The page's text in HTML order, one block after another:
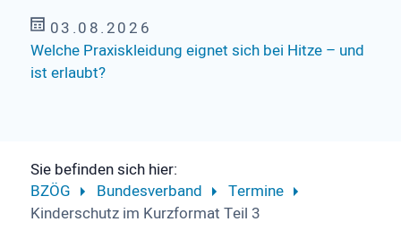
03.08.2026
Welche Praxiskleidung eignet sich bei Hitze – und
ist erlaubt?
Sie befinden sich hier:
BZÖG
Bundesverband
Termine
Kinderschutz im Kurzformat Teil 3